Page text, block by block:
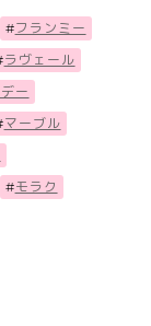
#フランミー
ラヴェール
ー
マーブル
#モラク